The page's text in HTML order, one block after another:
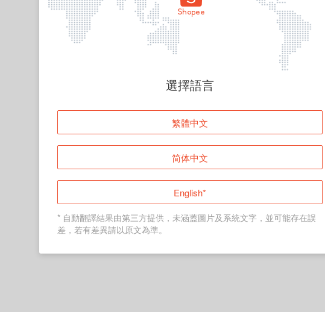
頁面無法顯示
登入
返回首頁
選擇語言
繁體中文
简体中文
English*
* 自動翻譯結果由第三方提供，未涵蓋圖片及系統文字，並可能存在誤
差，若有差異請以原文為準。